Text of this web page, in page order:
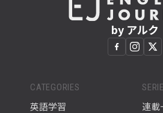
by アルク
CATEGORIES
英語学習
連載